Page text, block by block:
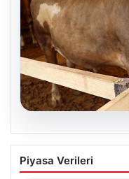
08.08.2026
2026
Güncelleniyor
Piyasa Verileri